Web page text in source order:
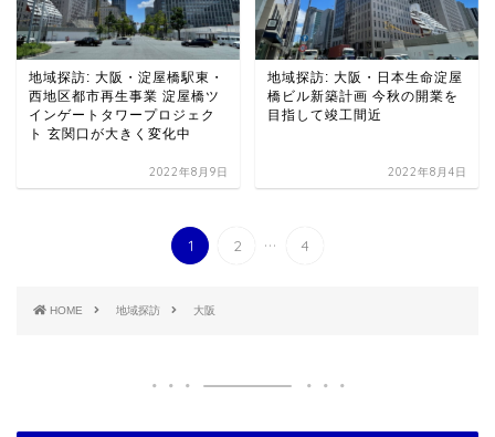
地域探訪: 大阪・淀屋橋駅東・
西地区都市再生事業 淀屋橋ツ
インゲートタワープロジェク
ト 玄関口が大きく変化中
2022年8月9日
地域探訪: 大阪・日本生命淀屋
橋ビル新築計画 今秋の開業を
目指して竣工間近
2022年8月4日
1 2 ... 4
HOME 地域探訪 大阪